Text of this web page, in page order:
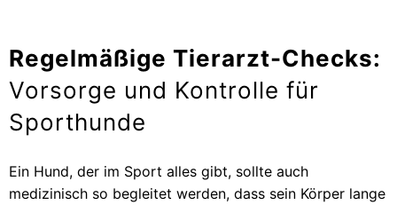
Regelmäßige Tierarzt-Checks:
Vorsorge und Kontrolle für
Sporthunde
Ein Hund, der im Sport alles gibt, sollte auch
medizinisch so begleitet werden, dass sein Körper lange